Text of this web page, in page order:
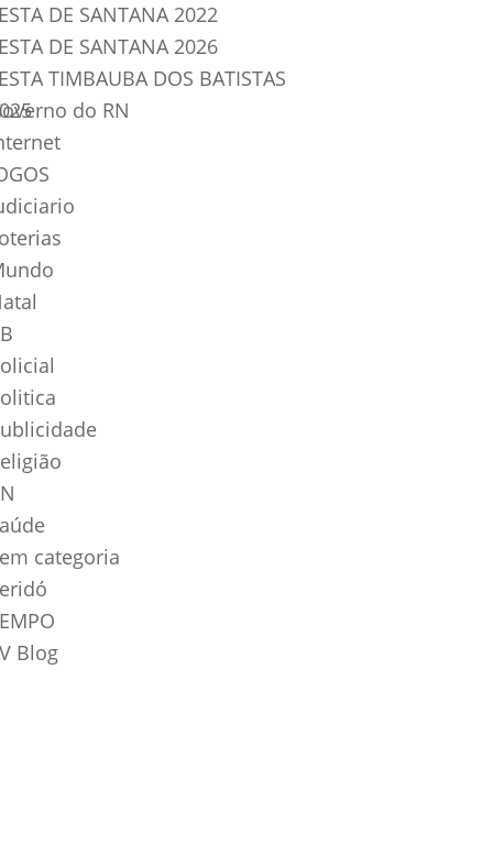
DE SANTANA 2022
DE SANTANA 2026
TIMBAUBA DOS BATISTAS
do RN
categoria
Blog